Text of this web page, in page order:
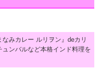
みカレー ルリヲン』deカリ
ュンバルなど本格インド料理を